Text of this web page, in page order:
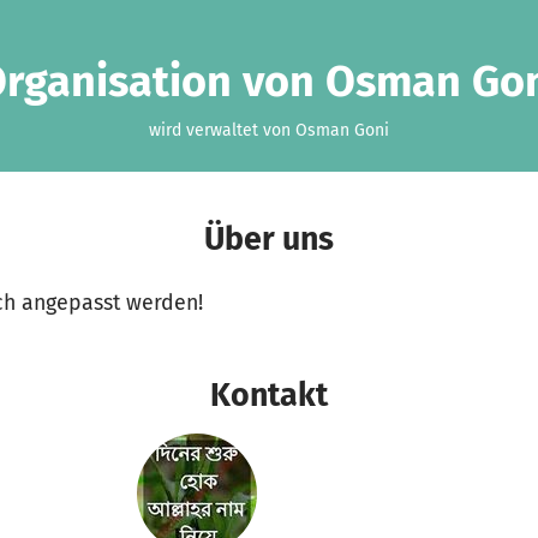
von Osman
wird verwaltet von Osman Goni
Über uns
angepasst werden!
Kontakt